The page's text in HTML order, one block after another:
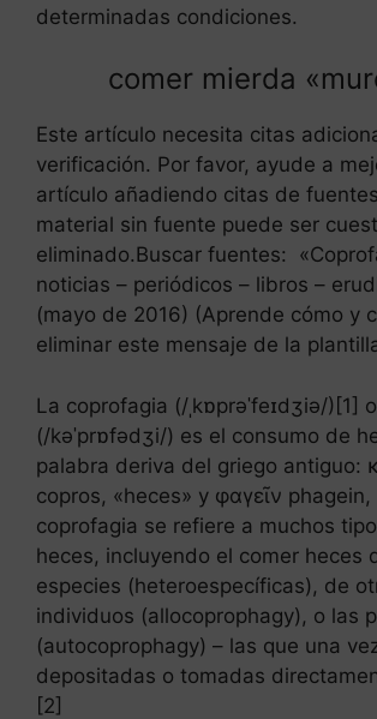
determinadas condiciones.
comer mierda
Este artículo necesita citas
verificación. Por favor, ayude a
artículo añadiendo citas de
material sin fuente puede ser
eliminado.Buscar fuentes:
noticias – periódicos – libros –
(mayo de 2016) (Aprende cómo y
eliminar este mensaje de la
La coprofagia (/ˌkɒprəˈfeɪdʒiə/)[1]
(/kəˈprɒfədʒi/) es el consumo de
palabra deriva del griego antiguo:
copros, «heces» y φαγεῖν phagein,
coprofagia se refiere a muchos
heces, incluyendo el comer heces
especies (heteroespecíficas), de
individuos (allocoprophagy), o las
(autocoprophagy) – las que una
depositadas o tomadas
[2]